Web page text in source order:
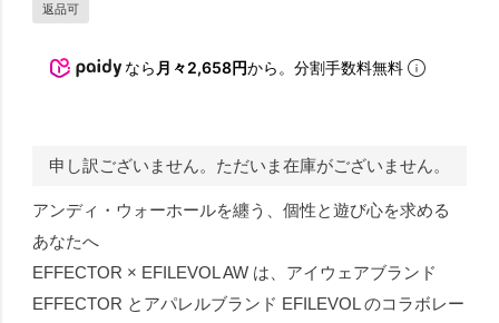
返品可
なら 月々2,658円から。分割手数料無料
申し訳ございません。ただいま在庫がございません。
アンディ・ウォーホールを纏う、個性と遊び心を求める
あなたへ
EFFECTOR × EFILEVOL AW は、アイウェアブランド
EFFECTOR とアパレルブランド EFILEVOL のコラボレー